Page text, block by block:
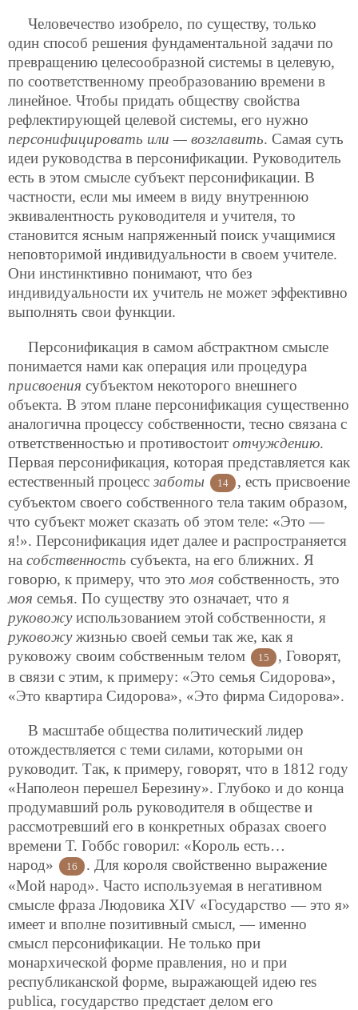
Человечество изобрело, по существу, только
один способ решения фундаментальной задачи по
превращению целесообразной системы в целевую,
по соответственному преобразованию времени в
линейное. Чтобы придать обществу свойства
рефлектирующей целевой системы, его нужно
персонифицировать или — возглавить. Самая суть
идеи руководства в персонификации. Руководитель
есть в этом смысле субъект персонификации. В
частности, если мы имеем в виду внутреннюю
эквивалентность руководителя и учителя, то
становится ясным напряженный поиск учащимися
неповторимой индивидуальности в своем учителе.
Они инстинктивно понимают, что без
индивидуальности их учитель не может эффективно
выполнять свои функции.
Персонификация в самом абстрактном смысле
понимается нами как операция или процедура
присвоения субъектом некоторого внешнего
объекта. В этом плане персонификация существенно
аналогична процессу собственности, тесно связана с
ответственностью и противостоит отчуждению.
Первая персонификация, которая представляется как
естественный процесс заботы 14
, есть присвоение
субъектом своего собственного тела таким образом,
что субъект может сказать об этом теле: «Это —
я!». Персонификация идет далее и распространяется
на собственность субъекта, на его ближних. Я
говорю, к примеру, что этомоя собственность, это
моя семья. По существу это означает, что я
руковожуиспользованием этой собственности, я
руковожужизнью своей семьи так же, как я
руковожу своим собственным телом
15
, Говорят,
в связи с этим, к примеру: «Это семья Сидорова»,
«Это квартира Сидорова», «Это фирма Сидорова».
В масштабе общества политический лидер
отождествляется с теми силами, которыми он
руководит. Так, к примеру, говорят, что в 1812 году
«Наполеон перешел Березину». Глубоко и до конца
продумавший роль руководителя в обществе и
рассмотревший его в конкретных образах своего
времени Т. Гоббс говорил: «Король есть…
народ»
16
. Для короля свойственно выражение
«Мой народ». Часто используемая в негативном
смысле фраза Людовика XIV «Государство — это я»
имеет и вполне позитивный смысл, — именно
смысл персонификации. Не только при
монархической форме правления, но и при
республиканской форме, выражающей идею res
publica, государство предстает делом его